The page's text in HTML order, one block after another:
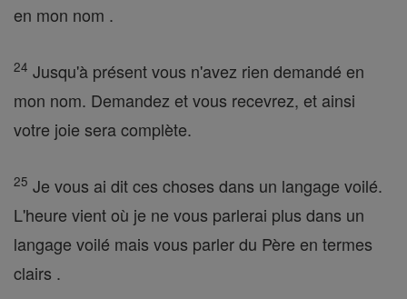
en mon nom .
24 Jusqu'à présent vous n'avez rien demandé en
mon nom. Demandez et vous recevrez, et ainsi
votre joie sera complète.
25 Je vous ai dit ces choses dans un langage voilé.
L'heure vient où je ne vous parlerai plus dans un
langage voilé mais vous parler du Père en termes
clairs .